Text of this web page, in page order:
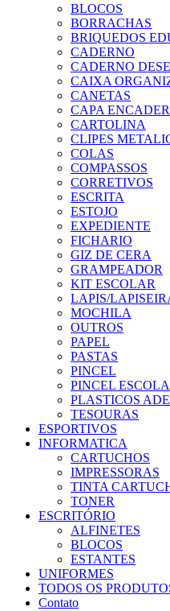
BLOCOS
BORRACHAS
BRIQUEDOS
CADERNO
CADERNO
CAIXA
CANETAS
CAPA
CARTOLINA
CLIPES
COLAS
COMPASSOS
CORRETIVOS
ESCRITA
ESTOJO
EXPEDIENTE
FICHARIO
GIZ DE CERA
GRAMPEADOR
KIT ESCOLAR
LAPIS/
MOCHILA
OUTROS
PAPEL
PASTAS
PINCEL
PINCEL
PLASTICOS
TESOURAS
ESPORTIVOS
INFORMATICA
CARTUCHOS
IMPRESSORAS
TINTA
TONER
ESCRITÓRIO
ALFINETES
BLOCOS
ESTANTES
UNIFORMES
TODOS OS
Contato